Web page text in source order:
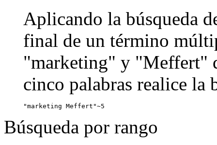
Aplicando la búsqueda
final de un término
"marketing" y "Meffert"
cinco palabras realice la
"marketing Meffert"~5
Búsqueda por rango